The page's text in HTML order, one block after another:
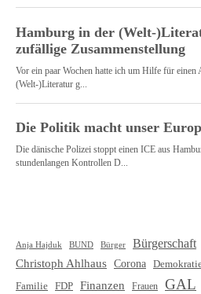
Anja Hajduk BUND Bürger Bürgerschaft
Christoph Ahlhaus Corona
Familie FDP Finanzen Frauen GAL